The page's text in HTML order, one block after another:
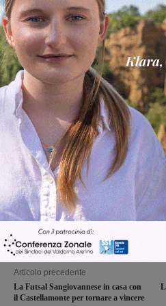
Piscina di Figline
Pnrr, il gruppo di Fratelli
ringraziamento al
Cronaca 3 Agosto 2026
Scomparso da una
Fiorentino l’uomo che
Levane nel 2020
Cronaca 4 Agosto 2026
Un anno fa la strage in
Gianni, Giulia e Franco.
processo, lo stop ai
Articolo precedente
La Futsal Sangiovannese in casa con
il Castellamonte per tornare a vincere